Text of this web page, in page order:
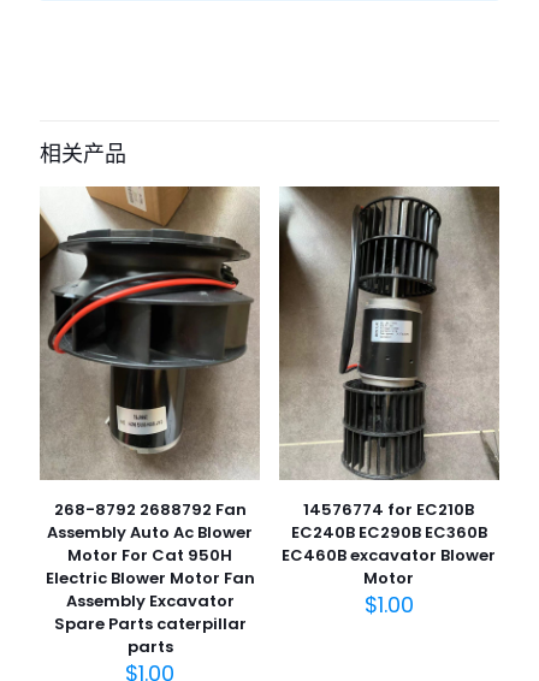
相关产品
268-8792 2688792 Fan
Assembly Auto Ac Blower
Motor For Cat 950H
Electric Blower Motor Fan
Assembly Excavator
Spare Parts caterpillar
parts
$1.00
14576774 for EC210B
EC240B EC290B EC360B
EC460B excavator Blower
Motor
$1.00